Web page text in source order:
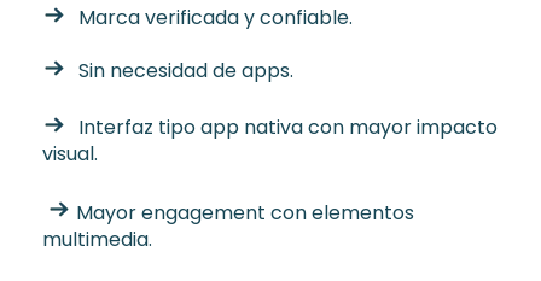
Marca verificada y confiable.
Sin necesidad de apps.
Interfaz tipo app nativa con mayor impacto
visual.
Mayor engagement con elementos
multimedia.